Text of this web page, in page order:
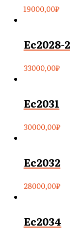
19000,00₽
Ec2028-2
33000,00₽
Ec2031
30000,00₽
Ec2032
28000,00₽
Ec2034